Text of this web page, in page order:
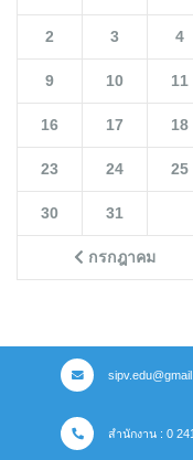
กรกฎาคม
2 3 4
9 10 11
16 17 18
23 24 25
30 31
สำนักงาน : 0